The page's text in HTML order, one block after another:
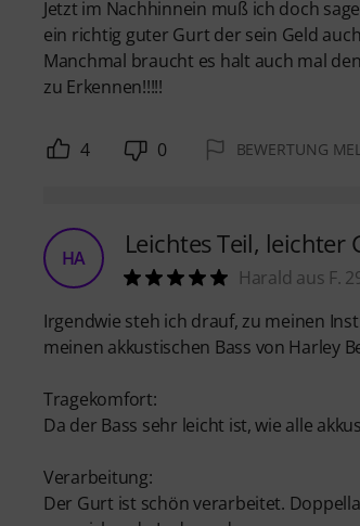
Jetzt im Nachhinnein muß ich doch
ein richtig guter Gurt der sein Geld
Manchmal braucht es halt auch mal
zu Erkennen!!!!!
4 0 BEWERTUNG
HA Leichtes Teil, leichter
Harald aus F.
Irgendwie steh ich drauf, zu meinen
meinen akkustischen Bass von Harley
Tragekomfort:
Da der Bass sehr leicht ist, wie alle
Verarbeitung:
Der Gurt ist schön verarbeitet.